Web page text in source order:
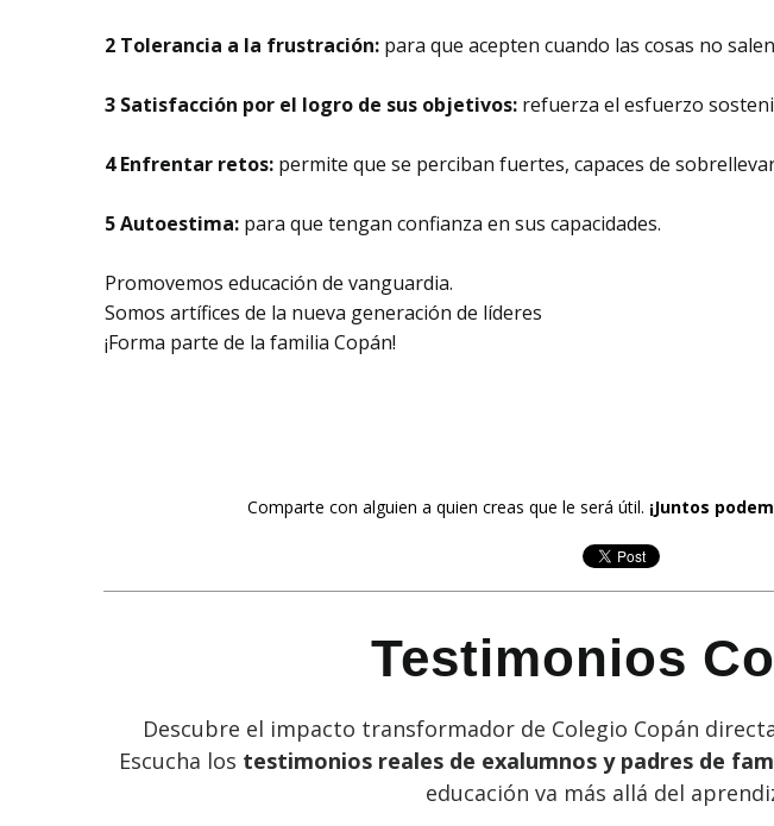
2 Tolerancia a la frustración: para que acepten cuando las cosas no
3 Satisfacción por el logro de sus objetivos: refuerza el esfuerzo
4 Enfrentar retos: permite que se perciban fuertes, capaces de
5 Autoestima: para que tengan confianza en sus capacidades.
Promovemos educación de vanguardia.
Somos artífices de la nueva generación de líderes
¡Forma parte de la familia Copán!
Comparte con alguien a quien creas que le será útil. ¡Juntos
Testimonios
Descubre el impacto transformador de Colegio Copán
Escucha los testimonios reales de exalumnos y padres de
educación va más allá del